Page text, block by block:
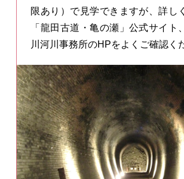
限あり）で⾒学できますが、詳し
「龍田古道・亀の瀬」公式サイト
川河川事務所のHPをよくご確認く